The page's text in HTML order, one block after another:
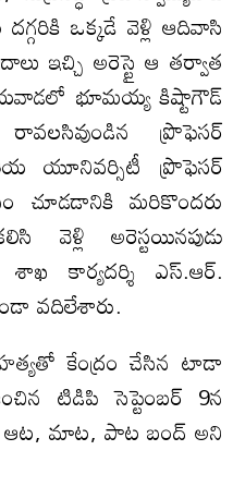
ఒక్కడే వెళ్లి ఆదివాసి
ఇచ్చి అరెస్టై ఆ తర్వాత
భూమయ్య కిష్టాగౌడ్‌
ప్రొఫెసర్‌
యూనివర్సిటీ ప్రొఫెసర్‌
చూడడానికి మరికొందరు
వెళ్లి అరెస్టయినపుడు
శాఖ కార్యదర్శి ఎస్‌.ఆర్‌.
వదిలేశారు.
కేంద్రం చేసిన టాడా
టిడిపి సెప్టెంబర్‌ 9న
ఆట, మాట, పాట బంద్‌ అని